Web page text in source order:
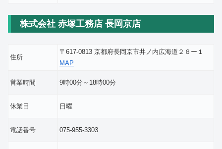
株式会社 赤塚工務店 長岡京店
住所
〒617-0813 京都府長岡京市井ノ内広海道２６ー１
MAP
営業時間 9時00分～18時00分
休業日 日曜
電話番号 075-955-3303